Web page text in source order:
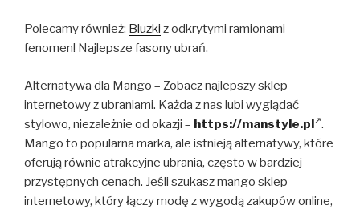
Polecamy również: Bluzki z odkrytymi ramionami –
fenomen! Najlepsze fasony ubrań.
Alternatywa dla Mango – Zobacz najlepszy sklep
internetowy z ubraniami. Każda z nas lubi wyglądać
stylowo, niezależnie od okazji – https://manstyle.pl .
Mango to popularna marka, ale istnieją alternatywy, które
oferują równie atrakcyjne ubrania, często w bardziej
przystępnych cenach. Jeśli szukasz mango sklep
internetowy, który łączy modę z wygodą zakupów online,